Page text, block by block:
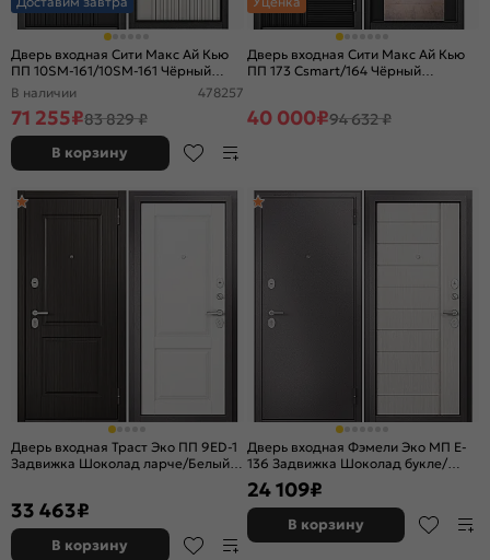
Дверь входная Сити Макс Ай Кью
ПП 10SM-161/10SM-161 Чёрный
матовый/Белый матовый, 2 замка
В наличии 478257
71 255₽83 829 ₽
В корзину
Дверь входная Сити Макс Ай Кью
ПП 173 Сsmart/164 Чёрный
40 000₽94 632 ₽
Дверь входная Траст Эко ПП 9ED-1
Задвижка Шоколад ларче/Белый
33 463₽
В корзину
Дверь входная Фэмели Эко МП E-
136 Задвижка Шоколад букле/
Бьянко ларче, 2 замка, с ночной
задвижкой
24 109₽
В корзину